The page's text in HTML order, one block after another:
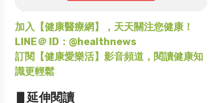
加入【健康醫療網】，天天關注您健康！
LINE＠ ID：@healthnews
訂閱【健康愛樂活】影音頻道，閱讀健康知
識更輕鬆
▋延伸閱讀